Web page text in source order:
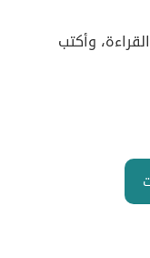
وأكتب